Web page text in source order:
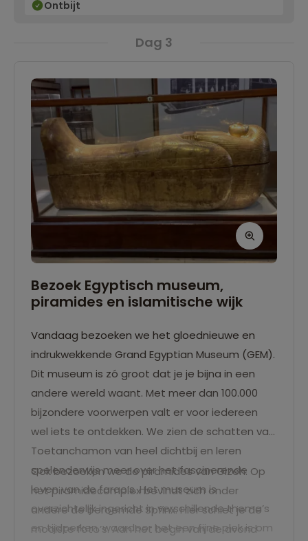
Ontbijt
Dag 3
Bezoek Egyptisch museum,
piramides en islamitische wijk
Vandaag bezoeken we het gloednieuwe en
indrukwekkende Grand Egyptian Museum (GEM).
Dit museum is zó groot dat je je bijna in een
andere wereld waant. Met meer dan 100.000
bijzondere voorwerpen valt er voor iedereen
wel iets te ontdekken. We zien de schatten van
Toetanchamon van heel dichtbij en leren
spelenderwijs meer over het fascinerende
leven van de farao’s. Het museum is
overzichtelijk ingericht in verschillende thema’s
en tijdperken, waardoor het een fijne plek is om
Ook bezoeken we de piramides van Gizeh. Op
het piramidecomplex bevindt zich onder
andere de beroemde Spfinx. Hier schiet je de
mooiste foto’s. Aan het begin van de avond